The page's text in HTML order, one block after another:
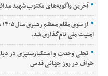
آخرین واگویه‌های مکتوب شهید
امنیت ملی نام‌گذاری شد.
تجلی وحدت و استکبارستیزی در
خواف در روز جهانی قدس